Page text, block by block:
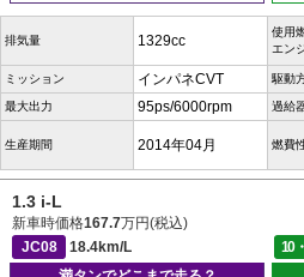
排気量 1329cc
使用
エン
ミッション インパネCVT 駆動
最大出力 95ps/6000rpm 過給
生産期間 2014年04月 燃費
1.3 i-L
新車時価格167.7万円(税込)
JC08
18.4km/L 10